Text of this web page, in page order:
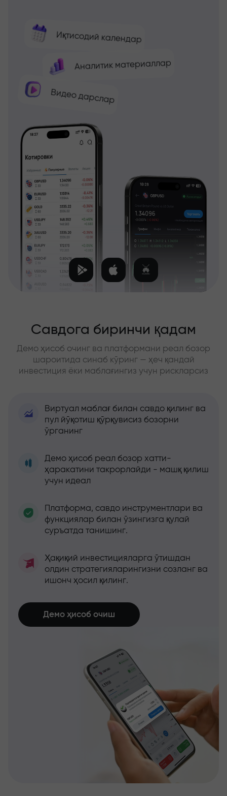
Иқтисодий календар
Аналитик материаллар
Видео дарслар
Савдога биринчи қадам
Демо ҳисоб очинг ва платформани реал бозор
шароитида синаб кўринг — ҳеч қандай
инвестиция ёки маблағингиз учун рискларсиз
Виртуал маблағ билан савдо қилинг ва
пул йўқотиш қўрқувисиз бозорни
ўрганинг
Демо ҳисоб реал бозор хатти-
ҳаракатини такрорлайди - машқ қилиш
учун идеал
Платформа, савдо инструментлари ва
функциялар билан ўзингизга қулай
суръатда танишинг.
Ҳақиқий инвестицияларга ўтишдан
олдин стратегияларингизни созланг ва
ишонч ҳосил қилинг.
Демо ҳисоб очиш